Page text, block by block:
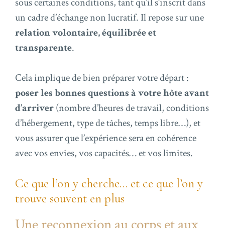
un cadre d’échange non lucratif. Il repose sur une
relation volontaire, équilibrée et
transparente.
Cela implique de bien préparer votre départ :
poser les bonnes questions à votre hôte avant
d’arriver(nombre d’heures de travail, conditions
d’hébergement, type de tâches, temps libre…), et
vous assurer que l’expérience sera en cohérence
avec vos envies, vos capacités… et vos limites.
Ce que l’on y cherche… et ce que l’on y
trouve souvent en plus